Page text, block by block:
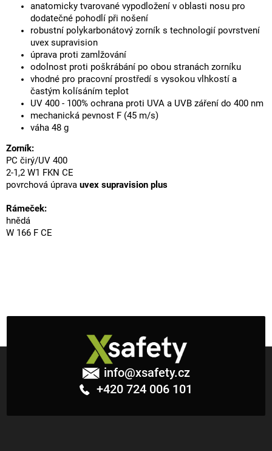
anatomicky tvarované vypodložení v oblasti nosu pro
dodatečné pohodlí při nošení
robustní polykarbonátový zorník s technologií povrstvení
uvex supravision
úprava proti zamlžování
odolnost proti poškrábání po obou stranách zorníku
vhodné pro pracovní prostředí s vysokou vlhkostí a
častým kolísáním teplot
UV 400 - 100% ochrana proti UVA a UVB záření do 400 nm
mechanická pevnost F (45 m/s)
váha 48 g
Zorník:
PC čirý/UV 400
2-1,2 W1 FKN CE
povrchová úprava uvex supravision plus
Rámeček:
hnědá
W 166 F CE
info@xsafety.cz
+420 724 006 101